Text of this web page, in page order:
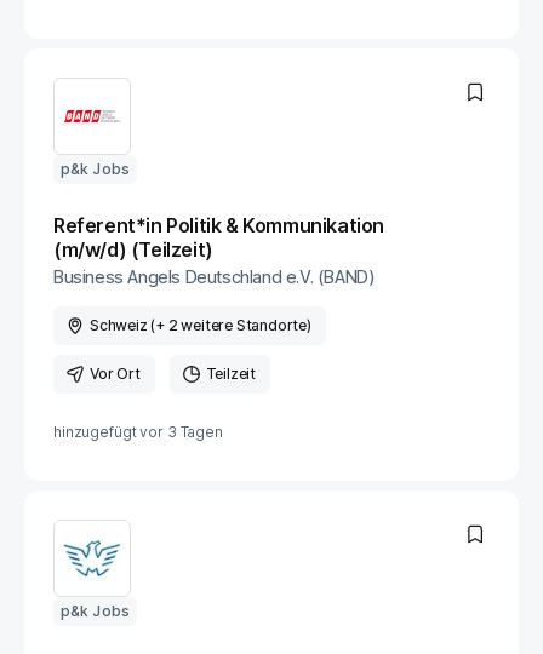
p&k Jobs
Referent*in Politik & Kommunikation
(m/w/d) (Teilzeit)
Business Angels Deutschland e.V. (BAND)
Schweiz (+ 2 weitere Standorte)
Vor Ort Teilzeit
hinzugefügt vor 3 Tagen
p&k Jobs